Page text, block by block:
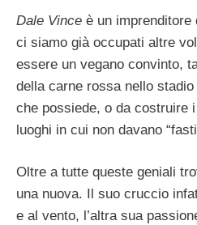
Dale Vince è un
ci siamo già occupati altre
essere un vegano convinto,
della carne rossa nello
che possiede, o da costruire
luoghi in cui non davano
Oltre a tutte queste geniali
una nuova. Il suo cruccio
e al vento, l’altra sua